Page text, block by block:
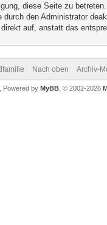
diese Seite zu
durch den Administrator
auf, anstatt das
Nach oben Archiv-
Powered by MyBB, © 2002-2026